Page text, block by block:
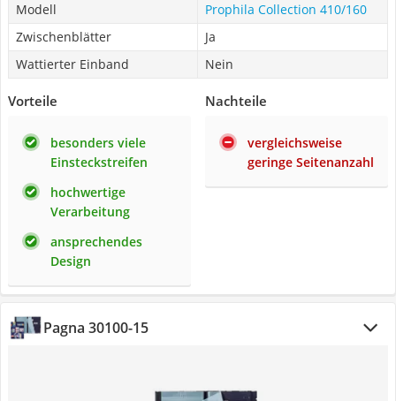
Modell
Prophila Collection 410/160
Zwischenblätter
Ja
Wattierter Einband
Nein
Vorteile
besonders viele
Einsteckstreifen
hochwertige
Verarbeitung
ansprechendes
Design
Nachteile
vergleichsweise
geringe Seitenanzahl
Pagna 30100-15